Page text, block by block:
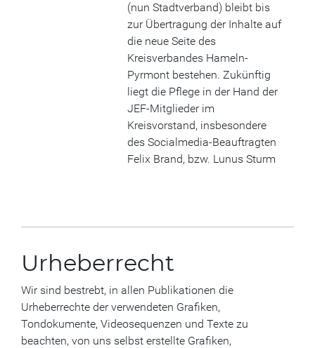
(nun Stadtverband) bleibt bis
zur Übertragung der Inhalte auf
die neue Seite des
Kreisverbandes Hameln-
Pyrmont bestehen. Zukünftig
liegt die Pflege in der Hand der
JEF-Mitglieder im
Kreisvorstand, insbesondere
des Socialmedia-Beauftragten
Felix Brand, bzw. Lunus Sturm
Urheberrecht
Wir sind bestrebt, in allen Publikationen die
Urheberrechte der verwendeten Grafiken,
Tondokumente, Videosequenzen und Texte zu
beachten, von uns selbst erstellte Grafiken,